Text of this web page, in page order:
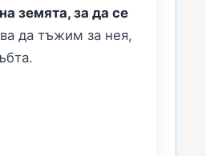
земята, за да се
да тъжим за нея,